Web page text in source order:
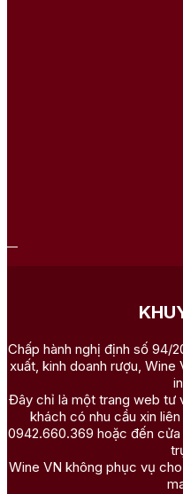
Chấp hành nghị định số 94/
xuất, kinh doanh rượu, Wine
Đây chỉ là một trang web tư
khách có nhu cầu xin
0942.660.369 hoặc đến
Wine VN không phục vụ